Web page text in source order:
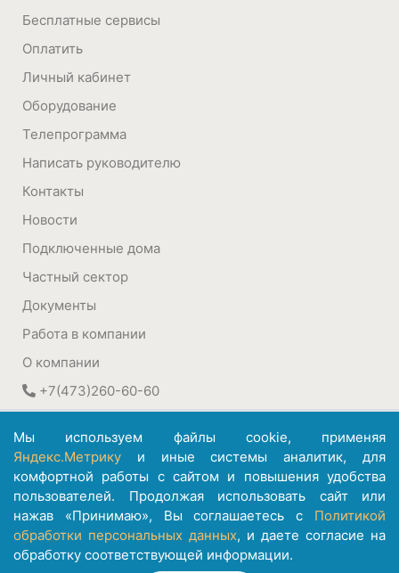
Бесплатные сервисы
Оплатить
Личный кабинет
Оборудование
Телепрограмма
Написать руководителю
Контакты
Новости
Подключенные дома
Частный сектор
Документы
Работа в компании
О компании
+7(473)260-60-60
ул. Плехановская, 22а
©АО ИК "Информсвязь-Черноземье"
1992 – 2026
Мы используем файлы cookie, применяя
Яндекс.Метрику и иные системы аналитик, для
комфортной работы с сайтом и повышения удобства
пользователей. Продолжая использовать сайт или
нажав «Принимаю», Вы соглашаетесь с Политикой
обработки персональных данных, и даете согласие на
обработку соответствующей информации.